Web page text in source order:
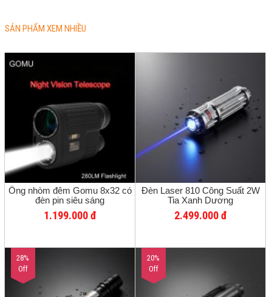
SẢN PHẨM XEM NHIỀU
Ống nhòm đêm Gomu 8x32 có
đèn pin siêu sáng
1.199.000 đ
Đèn Laser 810 Công Suất 2W
Tia Xanh Dương
2.499.000 đ
28%
Off
20%
Off